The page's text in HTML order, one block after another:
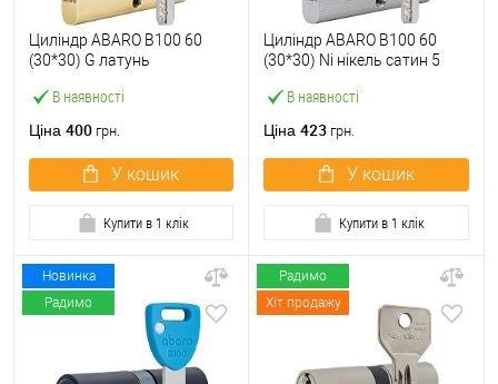
В наявності
Циліндр ABARO B100 60
(30*30) G латунь
Ціна 400 грн.
У кошик
Купити в 1 клік
В наявності
Циліндр ABARO B100 60
(30*30) Ni нікель сатин 5
Ціна 423 грн.
У кошик
Купити в 1 клік
Новинка
Радимо
Радимо
Хіт продажу